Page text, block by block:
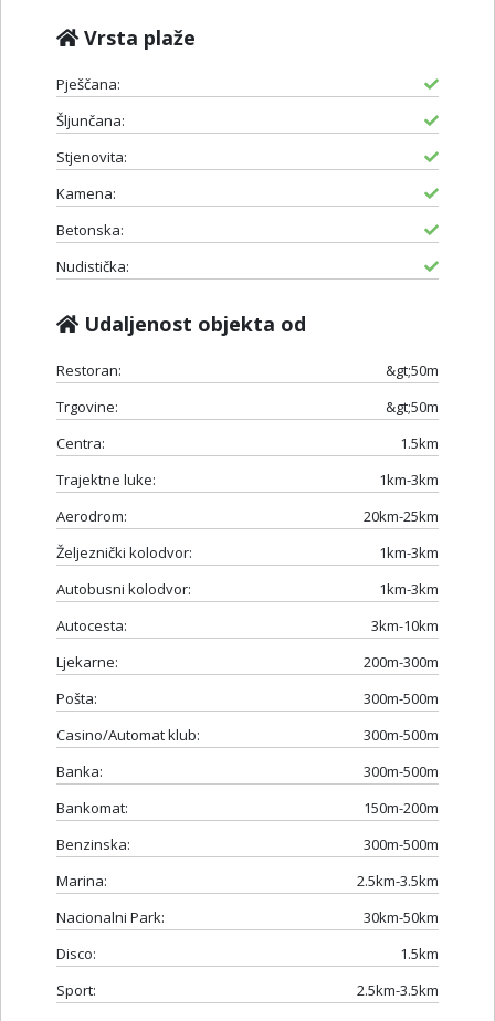
Vrsta plaže
Pješčana:
Šljunčana:
Stjenovita:
Kamena:
Betonska:
Nudistička:
Udaljenost objekta od
Restoran:
&gt;50m
Trgovine:
&gt;50m
Centra:
1.5km
Trajektne luke:
1km-3km
Aerodrom:
20km-25km
Željeznički kolodvor:
1km-3km
Autobusni kolodvor:
1km-3km
Autocesta:
3km-10km
Ljekarne:
200m-300m
Pošta:
300m-500m
Casino/Automat klub:
300m-500m
Banka:
300m-500m
Bankomat:
150m-200m
Benzinska:
300m-500m
Marina:
2.5km-3.5km
Nacionalni Park:
30km-50km
Disco:
1.5km
Sport:
2.5km-3.5km